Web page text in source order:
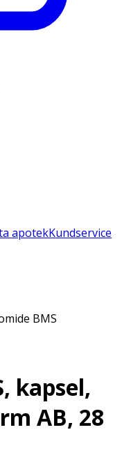
apotekKundservice
BMS
kapsel,
AB, 28